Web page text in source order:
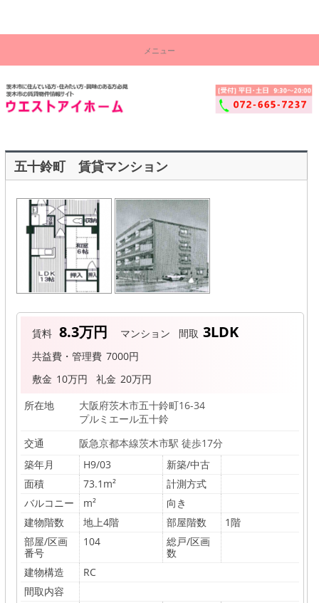
木
市
賃
物
件
セ
ウ
エ
茨木市の賃貸物件情報サイト！ウエストアイ株式会社
メニュー
コ
ン
五十鈴町 賃貸マンション
賃料 8.3万円 マンション 間取 3LDK
共益費・管理費 7000円
敷金 10万円 礼金 20万円
所在地
大阪府茨木市五十鈴町16-34
プルミエール五十鈴
交通
阪急京都本線茨木市駅 徒歩17分
築年月
H9/03
新築/中古
面積
73.1m²
計測方式
バルコニー
m²
向き
建物階数
地上4階 部屋階数
1階
部屋/区画
番号
104
総戸/区画
数
建物構造
RC
間取内容